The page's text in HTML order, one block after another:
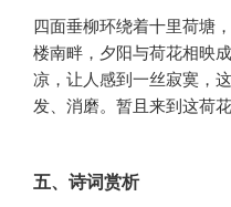
四面垂柳环绕着十里荷塘
楼南畔，夕阳与荷花相映
凉，让人感到一丝寂寞，
发、消磨。暂且来到这荷
五、诗词赏析